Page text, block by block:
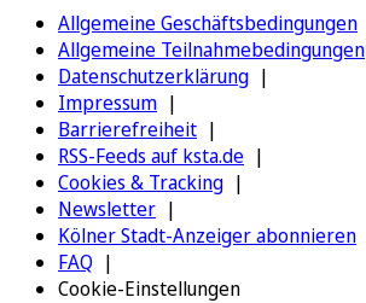
Allgemeine Geschäftsbedingungen
Allgemeine Teilnahmebedingungen
Datenschutzerklärung
Impressum
Barrierefreiheit
RSS-Feeds auf ksta.de
Cookies & Tracking
Newsletter
Kölner Stadt-Anzeiger abonnieren
FAQ
Cookie-Einstellungen